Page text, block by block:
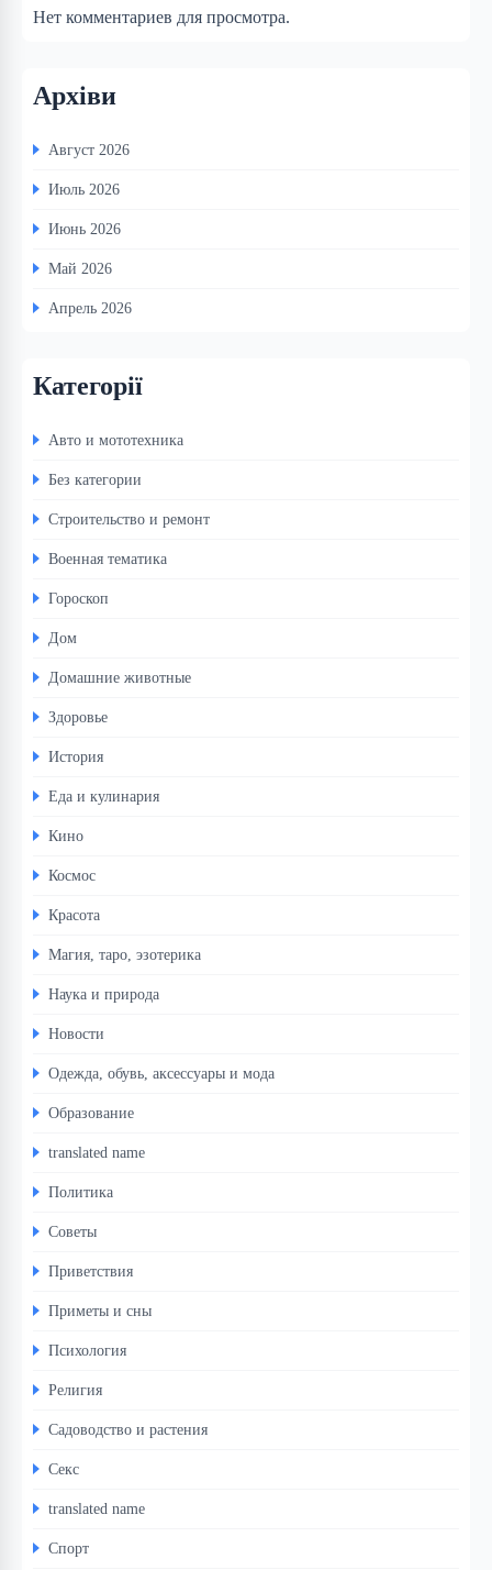
Нет комментариев для просмотра.
Архіви
Август 2026
Июль 2026
Июнь 2026
Май 2026
Апрель 2026
Категорії
Авто и мототехника
Без категории
Строительство и ремонт
Военная тематика
Гороскоп
Дом
Домашние животные
Здоровье
История
Еда и кулинария
Кино
Космос
Красота
Магия, таро, эзотерика
Наука и природа
Новости
Одежда, обувь, аксессуары и мода
Образование
translated name
Политика
Советы
Приветствия
Приметы и сны
Психология
Религия
Садоводство и растения
Секс
translated name
Спорт